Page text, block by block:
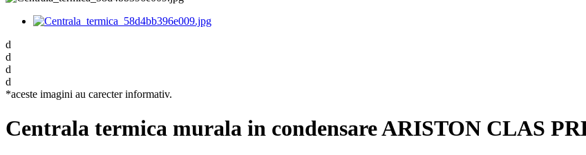
d
d
d
d
*aceste imagini au carecter informativ.
Centrala termica murala in condensare ARISTON CLAS